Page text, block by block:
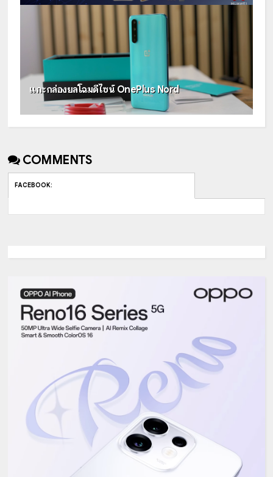
แกะกล่องยลโฉมดีไซน์ OnePlus Nord
COMMENTS
FACEBOOK: